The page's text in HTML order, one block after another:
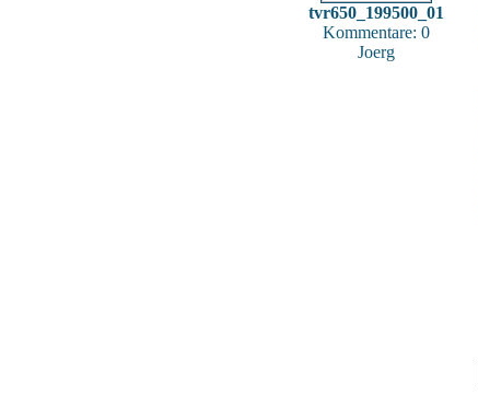
tvr650_199500_01
Kommentare: 0
Joerg